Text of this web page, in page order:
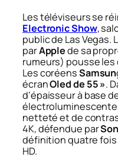
Les téléviseurs se
Electronic Show,
public de Las Vegas.
parApplede sa
rumeurs) pousse
Les coréensSamsun
écranOled de 55 ».
d’épaisseur à base
netteté et de
4K, défendue par
définition quatre fois
HD.